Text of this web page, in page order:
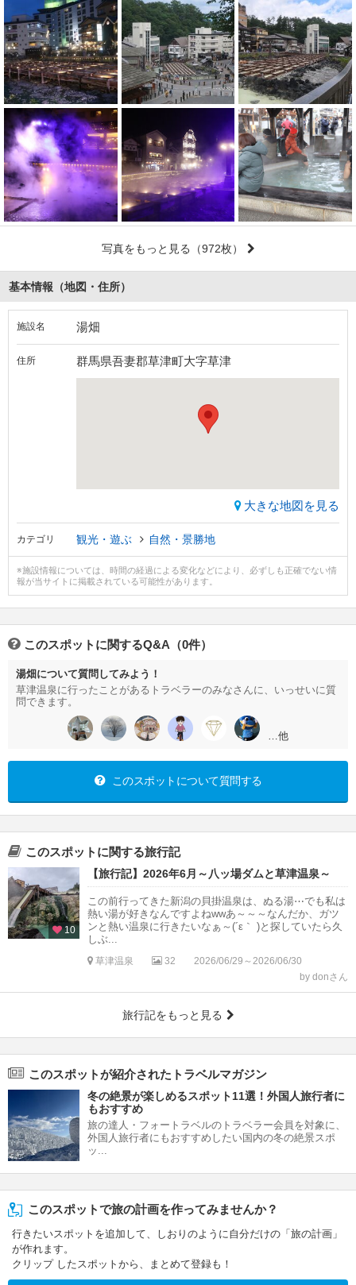
写真をもっと見る （972枚）
基本情報（地図・住所）
施設名 湯畑
住所 群馬県吾妻郡草津町大字草津
大きな地図を見る
カテゴリ 観光・遊ぶ 自然・景勝地
※施設情報については、時間の経過による変化などにより、必ずしも正確でない情
報が当サイトに掲載されている可能性があります。
このスポットに関するQ&A（0件）
湯畑について質問してみよう！
草津温泉に行ったことがあるトラベラーのみなさんに、いっせいに質
問できます。
…他
このスポットについて質問する
このスポットに関する旅行記
10
【旅行記】2026年6月～八ッ場ダムと草津温泉～
この前行ってきた新潟の貝掛温泉は、ぬる湯⋯でも私は
熱い湯が好きなんですよねwwあ～～～なんだか、ガツ
ンと熱い温泉に行きたいなぁ～(´ε｀ )と探していたら久
しぶ...
草津温泉 32
2026/06/29～2026/06/30
by donさん
旅行記をもっと見る
このスポットが紹介されたトラベルマガジン
冬の絶景が楽しめるスポット11選！外国人旅行者に
もおすすめ
旅の達人・フォートラベルのトラベラー会員を対象に、
外国人旅行者にもおすすめしたい国内の冬の絶景スポ
ッ...
このスポットで旅の計画を作ってみませんか？
行きたいスポットを追加して、しおりのように自分だけの「旅の計画」
が作れます。
クリップ したスポットから、まとめて登録も！